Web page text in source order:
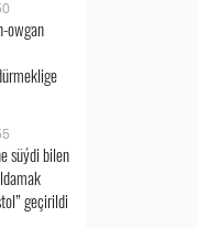
owgan
süýdi bilen
geçirildi